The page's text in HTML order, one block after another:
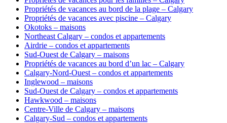
Propriétés de vacances au bord de la plage – Calgary
Propriétés de vacances avec piscine – Calgary
Okotoks – maisons
Northeast Calgary – condos et appartements
Airdrie – condos et appartements
Sud-Ouest de Calgary – maisons
Propriétés de vacances au bord d’un lac – Calgary
Calgary-Nord-Ouest – condos et appartements
Inglewood – maisons
Sud-Ouest de Calgary – condos et appartements
Hawkwood – maisons
Centre-Ville de Calgary – maisons
Calgary-Sud – condos et appartements